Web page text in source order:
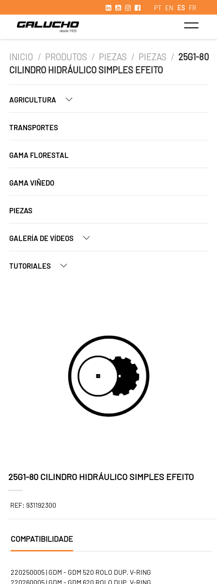
PT EN ES FR
INICIO / PRODUTOS / PIEZAS / PIEZAS / 25G1-80
CILINDRO HIDRÁULICO SIMPLES EFEITO
AGRICULTURA
TRANSPORTES
GAMA FLORESTAL
GAMA VIÑEDO
PIEZAS
GALERÍA DE VÍDEOS
TUTORIALES
25G1-80 CILINDRO HIDRÁULICO SIMPLES EFEITO
REF: 931192300
COMPATIBILIDADE
220250005 | GDM - GDM 520 ROLO DUP. V-RING
220260005 | GDM - GDM 620 ROLO DUP. V-RING